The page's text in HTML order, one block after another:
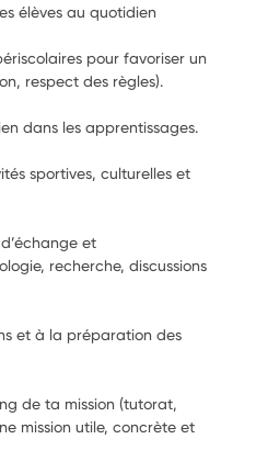
périscolaires pour favoriser un
respect des règles).
dans les apprentissages.
sportives, culturelles et
d’échange et
recherche, discussions
et à la préparation des
de ta mission (tutorat,
mission utile, concrète et